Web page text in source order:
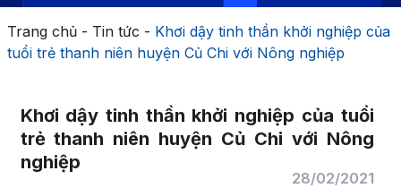
Trang chủ- Tin tức - Khơi dậy tinh thần khởi nghiệp của
tuổi trẻ thanh niên huyện Củ Chi với Nông nghiệp
Khơi dậy tinh thần khởi nghiệp của tuổi
trẻ thanh niên huyện Củ Chi với Nông
nghiệp
28/02/2021